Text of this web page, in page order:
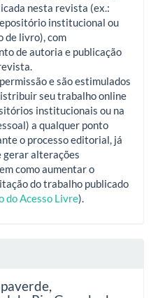
nesta revista (ex.:
institucional ou
de livro), com
de autoria e publicação
e são estimulados
seu trabalho online
institucionais ou na
a qualquer ponto
o processo editorial, já
gerar alterações
como aumentar o
do trabalho publicado
do Acesso Livre).